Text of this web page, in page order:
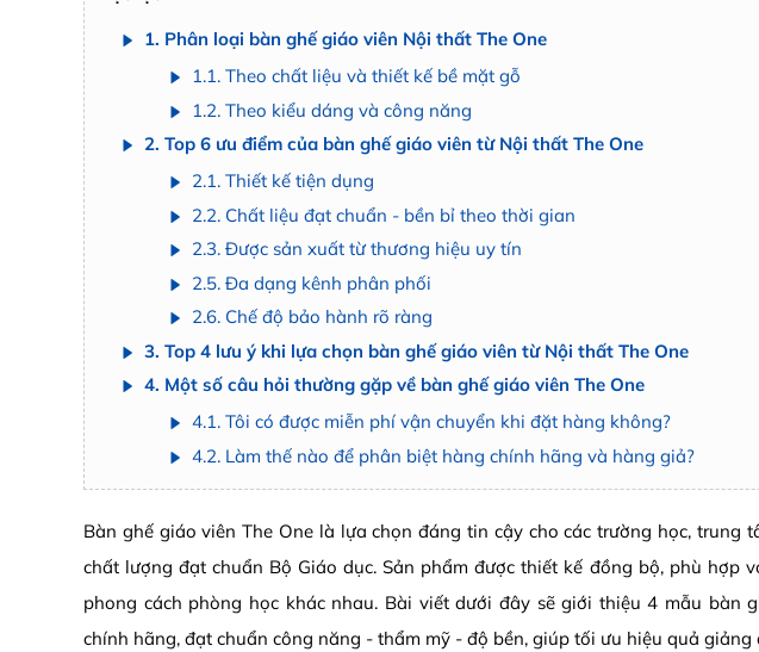
1. Phân loại bàn ghế giáo viên Nội thất The One
1.1. Theo chất liệu và thiết kế bề mặt gỗ
1.2. Theo kiểu dáng và công năng
2. Top 6 ưu điểm của bàn ghế giáo viên từ Nội thất The One
2.1. Thiết kế tiện dụng
2.2. Chất liệu đạt chuẩn - bền bỉ theo thời gian
2.3. Được sản xuất từ thương hiệu uy tín
2.5. Đa dạng kênh phân phối
2.6. Chế độ bảo hành rõ ràng
3. Top 4 lưu ý khi lựa chọn bàn ghế giáo viên từ Nội thất The One
4. Một số câu hỏi thường gặp về bàn ghế giáo viên The One
4.1. Tôi có được miễn phí vận chuyển khi đặt hàng không?
4.2. Làm thế nào để phân biệt hàng chính hãng và hàng giả?
Bàn ghế giáo viên The One là lựa chọn đáng tin cậy cho các trường học, trung
chất lượng đạt chuẩn Bộ Giáo dục. Sản phẩm được thiết kế đồng bộ, phù hợp
phong cách phòng học khác nhau. Bài viết dưới đây sẽ giới thiệu 4 mẫu bàn
chính hãng, đạt chuẩn công năng - thẩm mỹ - độ bền, giúp tối ưu hiệu quả giảng